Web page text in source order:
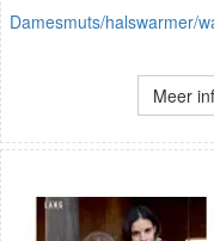
Damesmuts/halswarmer/
Meer